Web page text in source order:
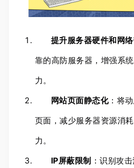
提升服务器硬件和网
靠的高防服务器，增强系
力。
网站页面静态化：将
页面，减少服务器资源消
力。
IP屏蔽限制 ：识别攻